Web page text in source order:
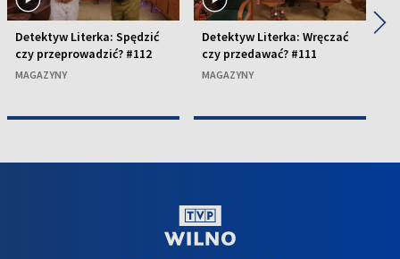
Detektyw Literka: Spędzić
czy przeprowadzić? #112
MAGAZYNY
Detektyw Literka: Wręczać
czy przedawać? #111
MAGAZYNY
▶